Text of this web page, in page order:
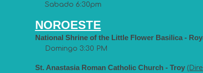
Sabado 6:30pm
NOROESTE
National Shrine of the Little Flower Basilica -
Domingo 3:30 PM
St. Anastasia Roman Catholic Church - Troy